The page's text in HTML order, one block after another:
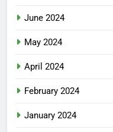
June 2024
May 2024
April 2024
February 2024
January 2024